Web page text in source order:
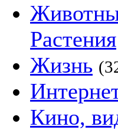
Растения
Жизнь
Кино,